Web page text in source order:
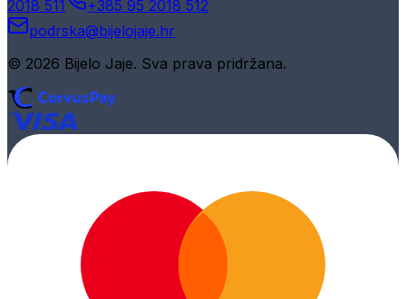
2018 511
+385 95 2018 512
podrska@bijelojaje.hr
© 2026 Bijelo Jaje. Sva prava pridržana.